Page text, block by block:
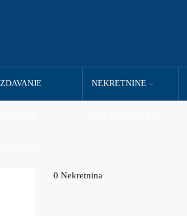
IZDAVANJE STANOVA NEKRETNINE – VODIČI
0 Nekretnina